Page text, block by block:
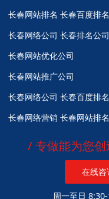
长春网站排名 长春百度排名
长春网络公司 长春排名公司
长春网站优化公司
长春网站推广公司
长春网络公司 长春百度排名
长春网络营销 长春网站排名
/ 专做能为您
在线咨
周一至日